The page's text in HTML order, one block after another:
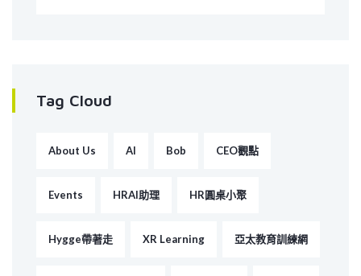
Tag Cloud
About Us AI Bob CEO觀點
Events HRAI助理 HR圓桌小聚
Hygge帶著走 XR Learning 亞太教育訓練網